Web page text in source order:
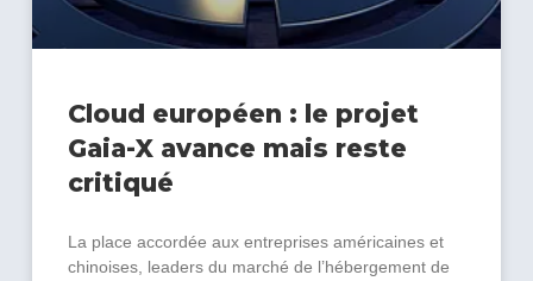
Cloud européen : le projet
Gaia-X avance mais reste
critiqué
La place accordée aux entreprises américaines et
chinoises, leaders du marché de l’hébergement de